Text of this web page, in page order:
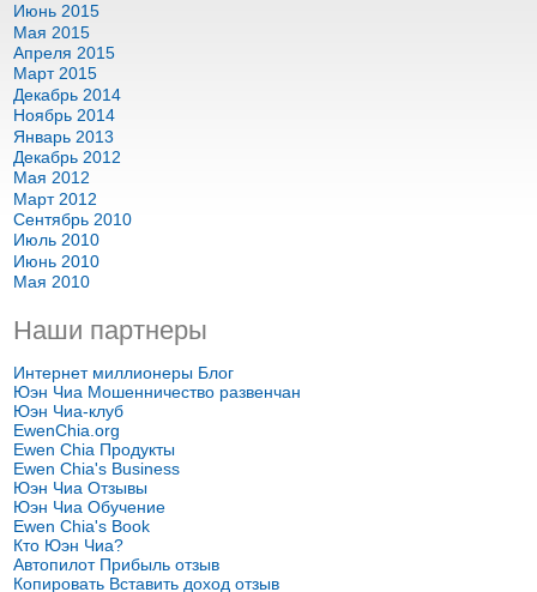
Июнь 2015
Мая 2015
Апреля 2015
Март 2015
Декабрь 2014
Ноябрь 2014
Январь 2013
Декабрь 2012
Мая 2012
Март 2012
Сентябрь 2010
Июль 2010
Июнь 2010
Мая 2010
Наши партнеры
Интернет миллионеры Блог
Юэн Чиа Мошенничество развенчан
Юэн Чиа-клуб
EwenChia.org
Ewen Chia Продукты
Ewen Chia's Business
Юэн Чиа Отзывы
Юэн Чиа Обучение
Ewen Chia's Book
Кто Юэн Чиа?
Автопилот Прибыль отзыв
Копировать Вставить доход отзыв